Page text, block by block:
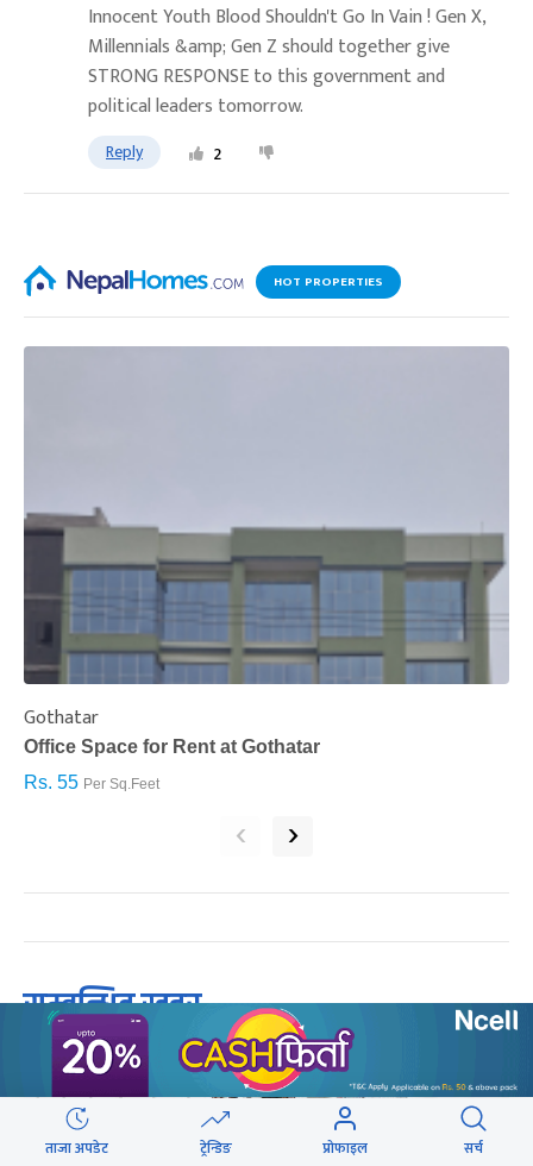
Innocent Youth Blood Shouldn't Go In Vain ! Gen X,
Millennials &amp; Gen Z should together give
STRONG RESPONSE to this government and
political leaders tomorrow.
Reply 2
HOT PROPERTIES
Gothatar
Office Space for Rent at Gothatar
Rs. 55 Per Sq.Feet
‹ ›
सम्बन्धित खबर
ताजा अपडेट ट्रेन्डिङ प्रोफाइल सर्च